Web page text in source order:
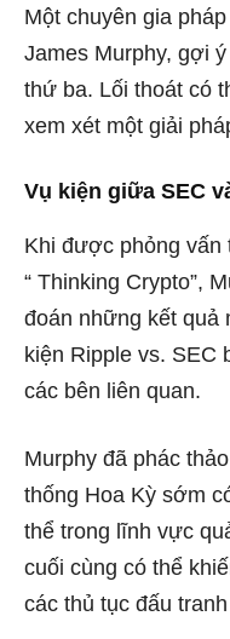
Một chuyên gia
James Murphy, gợi
thứ ba. Lối thoát có
xem xét một giải
Vụ kiện giữa SEC
Khi được phỏng vấn
“ Thinking Crypto”,
đoán những kết quả
kiện Ripple vs. SEC
các bên liên quan.
Murphy đã phác
thống Hoa Kỳ sớm
thể trong lĩnh vực
cuối cùng có thể
các thủ tục đấu